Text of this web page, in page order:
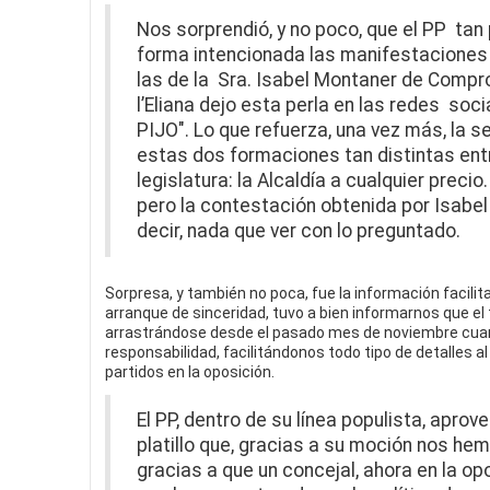
Nos sorprendió, y no poco, que el PP
forma intencionada las
las de la Sra. Isabel Montaner de
l’Eliana dejo esta perla en las redes
PIJO". Lo que refuerza, una vez más, la
estas dos formaciones tan distintas
legislatura: la Alcaldía a cualquier
pero la contestación obtenida por
decir, nada que ver con lo preguntado.
Sorpresa, y también no poca, fue la información
arranque de sinceridad, tuvo a bien informarnos que
arrastrándose desde el pasado mes de noviembre
responsabilidad, facilitándonos todo tipo de detalles
partidos en la oposición.
El PP, dentro de su línea populista,
platillo que, gracias a su moción nos
gracias a que un concejal, ahora en la